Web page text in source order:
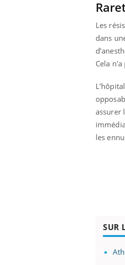
Les
dans
Cela
assurer
les
SUR